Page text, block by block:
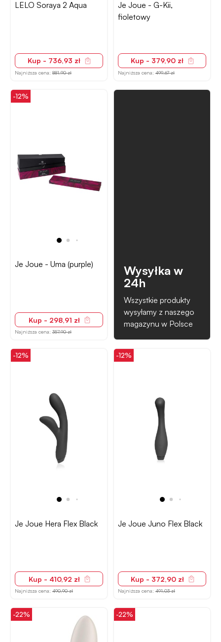
LELO Soraya 2 Aqua
Kup - 736,93 zł
Najniższa cena: 881,90 zł
Je Joue - G-Kii,
fioletowy
Kup - 379,90 zł
Najniższa cena: 499,67 zł
-12%
Je Joue - Uma (purple)
Kup - 298,91 zł
Najniższa cena: 357,90 zł
Wysyłka w
24h
Wszystkie produkty
wysyłamy z naszego
magazynu w Polsce
-12%
Je Joue Hera Flex Black
Kup - 410,92 zł
Najniższa cena: 490,90 zł
-12%
Je Joue Juno Flex Black
Kup - 372,90 zł
Najniższa cena: 491,03 zł
-22% -22%